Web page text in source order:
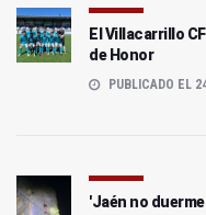
El Villacarrillo
de Honor
PUBLICADO EL
'Jaén no